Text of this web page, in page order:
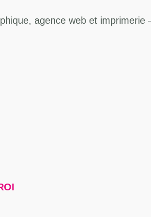
agence web et